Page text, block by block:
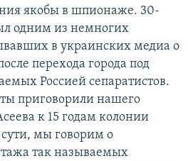
якобы в шпионаже. 30-
одним из немногих
в украинских медиа о
перехода города под
Россией сепаратистов.
приговорили нашего
к 15 годам колонии
мы говорим о
так называемых